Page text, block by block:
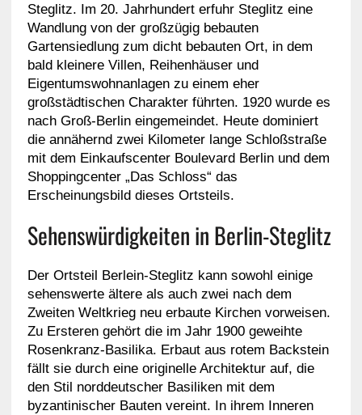
Steglitz. Im 20. Jahrhundert erfuhr Steglitz eine
Wandlung von der großzügig bebauten
Gartensiedlung zum dicht bebauten Ort, in dem
bald kleinere Villen, Reihenhäuser und
Eigentumswohnanlagen zu einem eher
großstädtischen Charakter führten. 1920 wurde es
nach Groß-Berlin eingemeindet. Heute dominiert
die annähernd zwei Kilometer lange Schloßstraße
mit dem Einkaufscenter Boulevard Berlin und dem
Shoppingcenter „Das Schloss“ das
Erscheinungsbild dieses Ortsteils.
Sehenswürdigkeiten in Berlin-Steglitz
Der Ortsteil Berlein-Steglitz kann sowohl einige
sehenswerte ältere als auch zwei nach dem
Zweiten Weltkrieg neu erbaute Kirchen vorweisen.
Zu Ersteren gehört die im Jahr 1900 geweihte
Rosenkranz-Basilika. Erbaut aus rotem Backstein
fällt sie durch eine originelle Architektur auf, die
den Stil norddeutscher Basiliken mit dem
byzantinischer Bauten vereint. In ihrem Inneren